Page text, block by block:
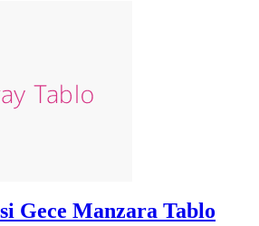
Gece Manzara Tablo